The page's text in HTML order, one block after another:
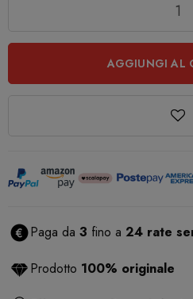
AGGIUNGI AL
Paga da 3 fino a 24 rate
Prodotto 100% originale